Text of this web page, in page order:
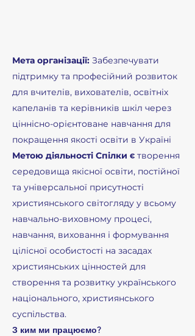
Мета організації: Забезпечувати
підтримку та професійний розвиток
для вчителів, вихователів, освітніх
капеланів та керівників шкіл через
ціннісно-орієнтоване навчання для
покращення якості освіти в Україні
Метою діяльності Спілки є творення
середовища якісної освіти, постійної
та універсальної присутності
християнського світогляду у всьому
навчально-виховному процесі,
навчання, виховання і формування
цілісної особистості на засадах
християнських цінностей для
створення та розвитку українського
національного, християнського
суспільства.
З ким ми працюємо?